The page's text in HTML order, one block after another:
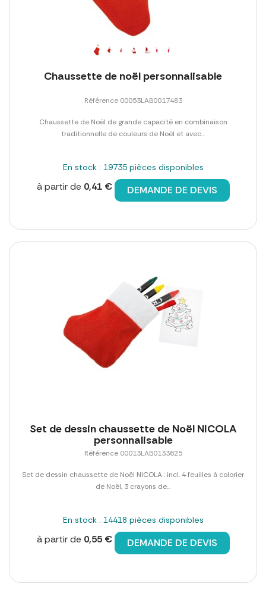
Chaussette de noël personnalisable
Référence 00053LAB0017483
Chaussette de Noël de grande capacité en combinaison
traditionnelle de couleurs de Noël et avec...
En stock : 19735 pièces disponibles
à partir de 0,41 € DEMANDE DE DEVIS
Set de dessin chaussette de Noël NICOLA
personnalisable
Référence 00013LAB0133625
Set de dessin chaussette de Noël NICOLA : incl. 4 feuilles à colorier
de Noël, 3 crayons de...
En stock : 14418 pièces disponibles
à partir de 0,55 € DEMANDE DE DEVIS